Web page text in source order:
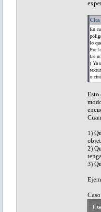
Cita
En
lo
Por
las
( Ya
o
Esto
1)
2)
3)
Caso